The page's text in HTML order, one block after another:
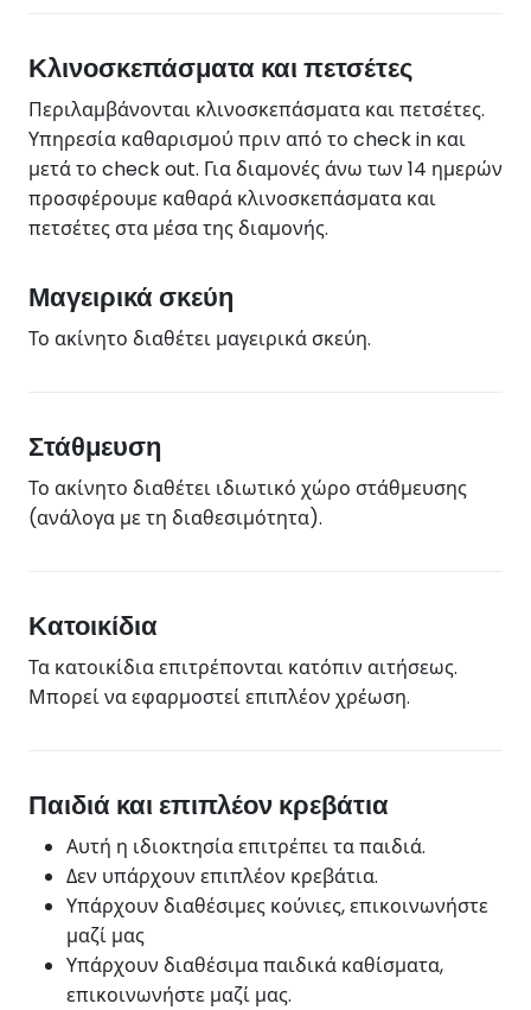
Κλινοσκεπάσματα και πετσέτες
Περιλαμβάνονται κλινοσκεπάσματα και πετσέτες.
Υπηρεσία καθαρισμού πριν από το check in και
μετά το check out. Για διαμονές άνω των 14 ημερών
προσφέρουμε καθαρά κλινοσκεπάσματα και
πετσέτες στα μέσα της διαμονής.
Μαγειρικά σκεύη
Το ακίνητο διαθέτει μαγειρικά σκεύη.
Στάθμευση
Το ακίνητο διαθέτει ιδιωτικό χώρο στάθμευσης
(ανάλογα με τη διαθεσιμότητα).
Κατοικίδια
Τα κατοικίδια επιτρέπονται κατόπιν αιτήσεως.
Μπορεί να εφαρμοστεί επιπλέον χρέωση.
Παιδιά και επιπλέον κρεβάτια
Αυτή η ιδιοκτησία επιτρέπει τα παιδιά.
Δεν υπάρχουν επιπλέον κρεβάτια.
Υπάρχουν διαθέσιμες κούνιες, επικοινωνήστε
μαζί μας
Υπάρχουν διαθέσιμα παιδικά καθίσματα,
επικοινωνήστε μαζί μας.